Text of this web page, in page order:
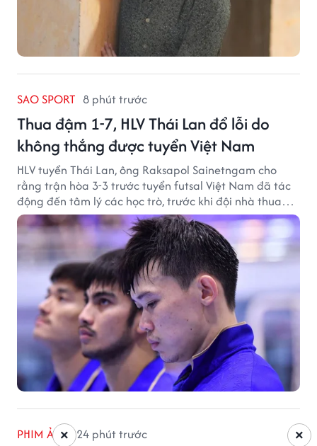
SAO SPORT 8 phút trước
Thua đậm 1-7, HLV Thái Lan đổ lỗi do
không thắng được tuyển Việt Nam
HLV tuyển Thái Lan, ông Raksapol Sainetngam cho
rằng trận hòa 3-3 trước tuyển futsal Việt Nam đã tác
động đến tâm lý các học trò, trước khi đội nhà thua
đậm Nga 1-7.
PHIM ẢNH 24 phút trước ×
×